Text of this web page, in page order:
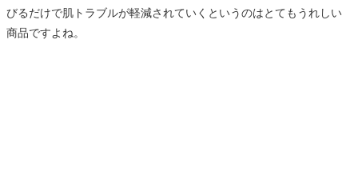
びるだけで肌トラブルが軽減されていくというのはとてもうれしい
商品ですよね。